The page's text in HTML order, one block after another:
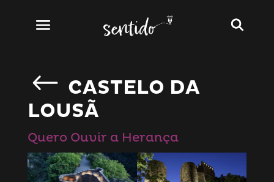
CASTELO DA
LOUSÃ
Quero Ouvir a Herança